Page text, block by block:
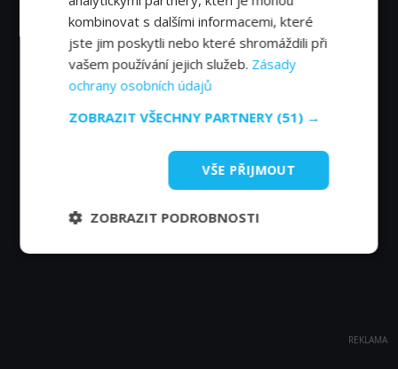
REKLAMA
kombinovat s dalšími informacemi, které
jste jim poskytli nebo které shromáždili při
vašem používání jejich služeb. Zásady
ochrany osobních údajů
ZOBRAZIT VŠECHNY PARTNERY (51) →
VŠE PŘIJMOUT
ZOBRAZIT PODROBNOSTI